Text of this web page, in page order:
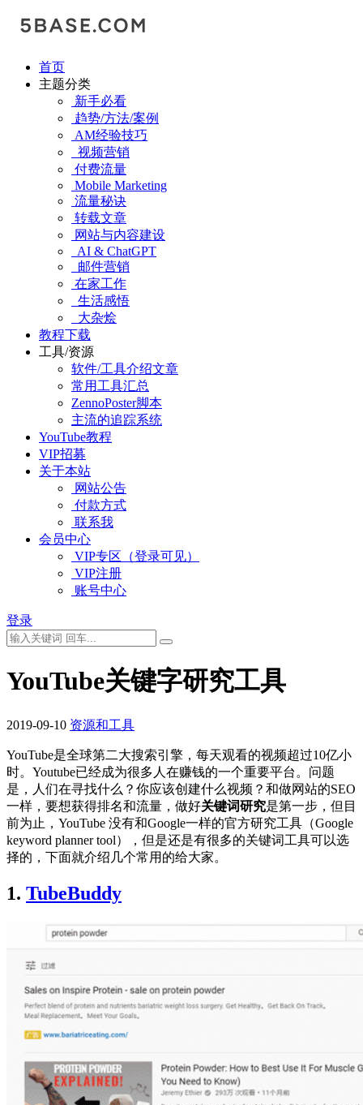
首页
主题分类
新手必看
趋势/方法/案例
AM经验技巧
视频营销
付费流量
Mobile Marketing
流量秘诀
转载文章
网站与内容建设
AI & ChatGPT
邮件营销
在家工作
生活感悟
大杂烩
教程下载
工具/资源
软件/工具介绍文章
常用工具汇总
ZennoPoster脚本
主流的追踪系统
YouTube教程
VIP招募
关于本站
网站公告
付款方式
联系我
会员中心
VIP专区（登录可见）
VIP注册
账号中心
登录
YouTube关键字研究工具
2019-09-10 资源和工具
YouTube是全球第二大搜索引擎，每天观看的视频超过10亿小
时。Youtube已经成为很多人在赚钱的一个重要平台。问题
是，人们在寻找什么？你应该创建什么视频？和做网站的SEO
一样，要想获得排名和流量，做好关键词研究是第一步，但目
前为止，YouTube 没有和Google一样的官方研究工具（Google
keyword planner tool），但是还是有很多的关键词工具可以选
择的，下面就介绍几个常用的给大家。
1. TubeBuddy